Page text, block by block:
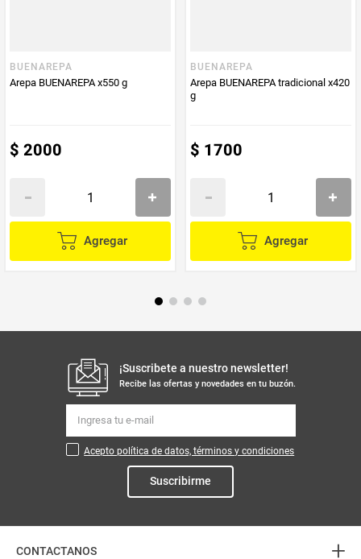
BUENAREPA
Arepa BUENAREPA x550 g
$ 2000
Agregar
BUENAREPA
Arepa BUENAREPA tradicional x420
g
$ 1700
Agregar
¡Suscribete a nuestro newsletter!
Recibe las ofertas y novedades en tu buzón.
Acepto política de datos, términos y condiciones
Suscribirme
CONTACTANOS +